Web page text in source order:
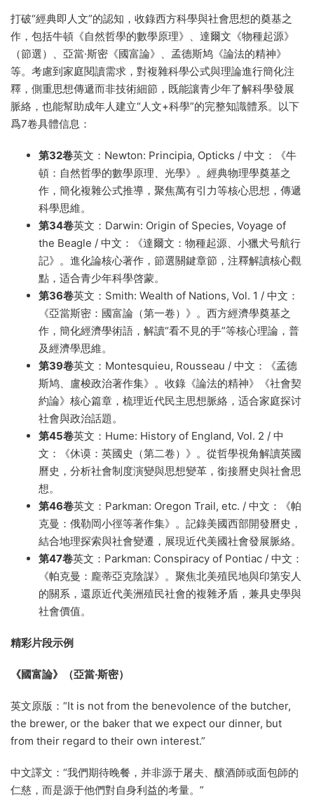
打破“經典即人文”的認知，收錄西方科學與社會思想的奠基之
作，包括牛頓《自然哲學的數學原理》、達爾文《物種起源》
（節選）、亞當·斯密《國富論》、孟德斯鸠《論法的精神》
等。考慮到家庭閱讀需求，對複雜科學公式與理論進行簡化注
釋，側重思想傳遞而非技術細節，既能讓青少年了解科學發展
脈絡，也能幫助成年人建立“人文+科學”的完整知識體系。以下
爲7卷具體信息：
第32卷英文：Newton: Principia, Opticks / 中文：《牛
頓：自然哲學的數學原理、光學》。經典物理學奠基之
作，簡化複雜公式推導，聚焦萬有引力等核心思想，傳遞
科學思維。
第34卷英文：Darwin: Origin of Species, Voyage of
the Beagle / 中文：《達爾文：物種起源、小獵犬号航行
記》。進化論核心著作，節選關鍵章節，注釋解讀核心觀
點，适合青少年科學啓蒙。
第36卷英文：Smith: Wealth of Nations, Vol. 1 / 中文：
《亞當斯密：國富論（第一卷）》。西方經濟學奠基之
作，簡化經濟學術語，解讀“看不見的手”等核心理論，普
及經濟學思維。
第39卷英文：Montesquieu, Rousseau / 中文：《孟德
斯鸠、盧梭政治著作集》。收錄《論法的精神》《社會契
約論》核心篇章，梳理近代民主思想脈絡，适合家庭探讨
社會與政治話題。
第45卷英文：Hume: History of England, Vol. 2 / 中
文：《休谟：英國史（第二卷）》。從哲學視角解讀英國
曆史，分析社會制度演變與思想變革，銜接曆史與社會思
想。
第46卷英文：Parkman: Oregon Trail, etc. / 中文：《帕
克曼：俄勒岡小徑等著作集》。記錄美國西部開發曆史，
結合地理探索與社會變遷，展現近代美國社會發展脈絡。
第47卷英文：Parkman: Conspiracy of Pontiac / 中文：
《帕克曼：龐蒂亞克陰謀》。聚焦北美殖民地與印第安人
的關系，還原近代美洲殖民社會的複雜矛盾，兼具史學與
社會價值。
精彩片段示例
《國富論》（亞當·斯密）
英文原版：“It is not from the benevolence of the butcher,
the brewer, or the baker that we expect our dinner, but
from their regard to their own interest.”
中文譯文：“我們期待晚餐，并非源于屠夫、釀酒師或面包師的
仁慈，而是源于他們對自身利益的考量。”